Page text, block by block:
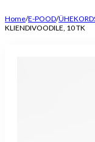
Home/E-POOD/
KLIENDIVOODILE, 10 TK